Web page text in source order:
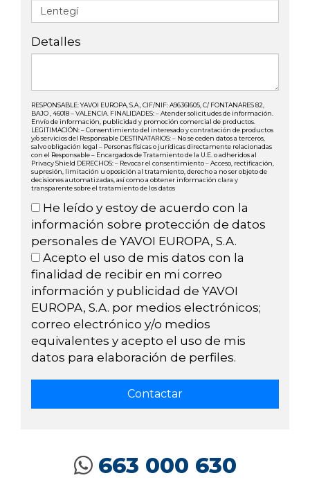
Detalles
RESPONSABLE: YAVOI EUROPA, S.A., CIF/NIF: A96361605, C/ FONTANARES 82,
BAJO , 46018 – VALENCIA. FINALIDADES: – Atender solicitudes de información.
Envío de información, publicidad y promoción comercial de productos.
LEGITIMACIÓN: – Consentimiento del interesado y contratación de productos
y/o servicios del Responsable DESTINATARIOS: – No se ceden datos a terceros,
salvo obligación legal – Personas físicas o jurídicas directamente relacionadas
con el Responsable – Encargados de Tratamiento de la U.E. o adheridos al
Privacy Shield DERECHOS: – Revocar el consentimiento – Acceso, rectificación,
supresión, limitación u oposición al tratamiento, derecho a no ser objeto de
decisiones automatizadas, así como a obtener información clara y
transparente sobre el tratamiento de los datos
He leído y estoy de acuerdo con la
información sobre protección de datos
personales de YAVOI EUROPA, S.A.
Acepto el uso de mis datos con la
finalidad de recibir en mi correo
información y publicidad de YAVOI
EUROPA, S.A. por medios electrónicos;
correo electrónico y/o medios
equivalentes y acepto el uso de mis
datos para elaboración de perfiles.
663 000 630